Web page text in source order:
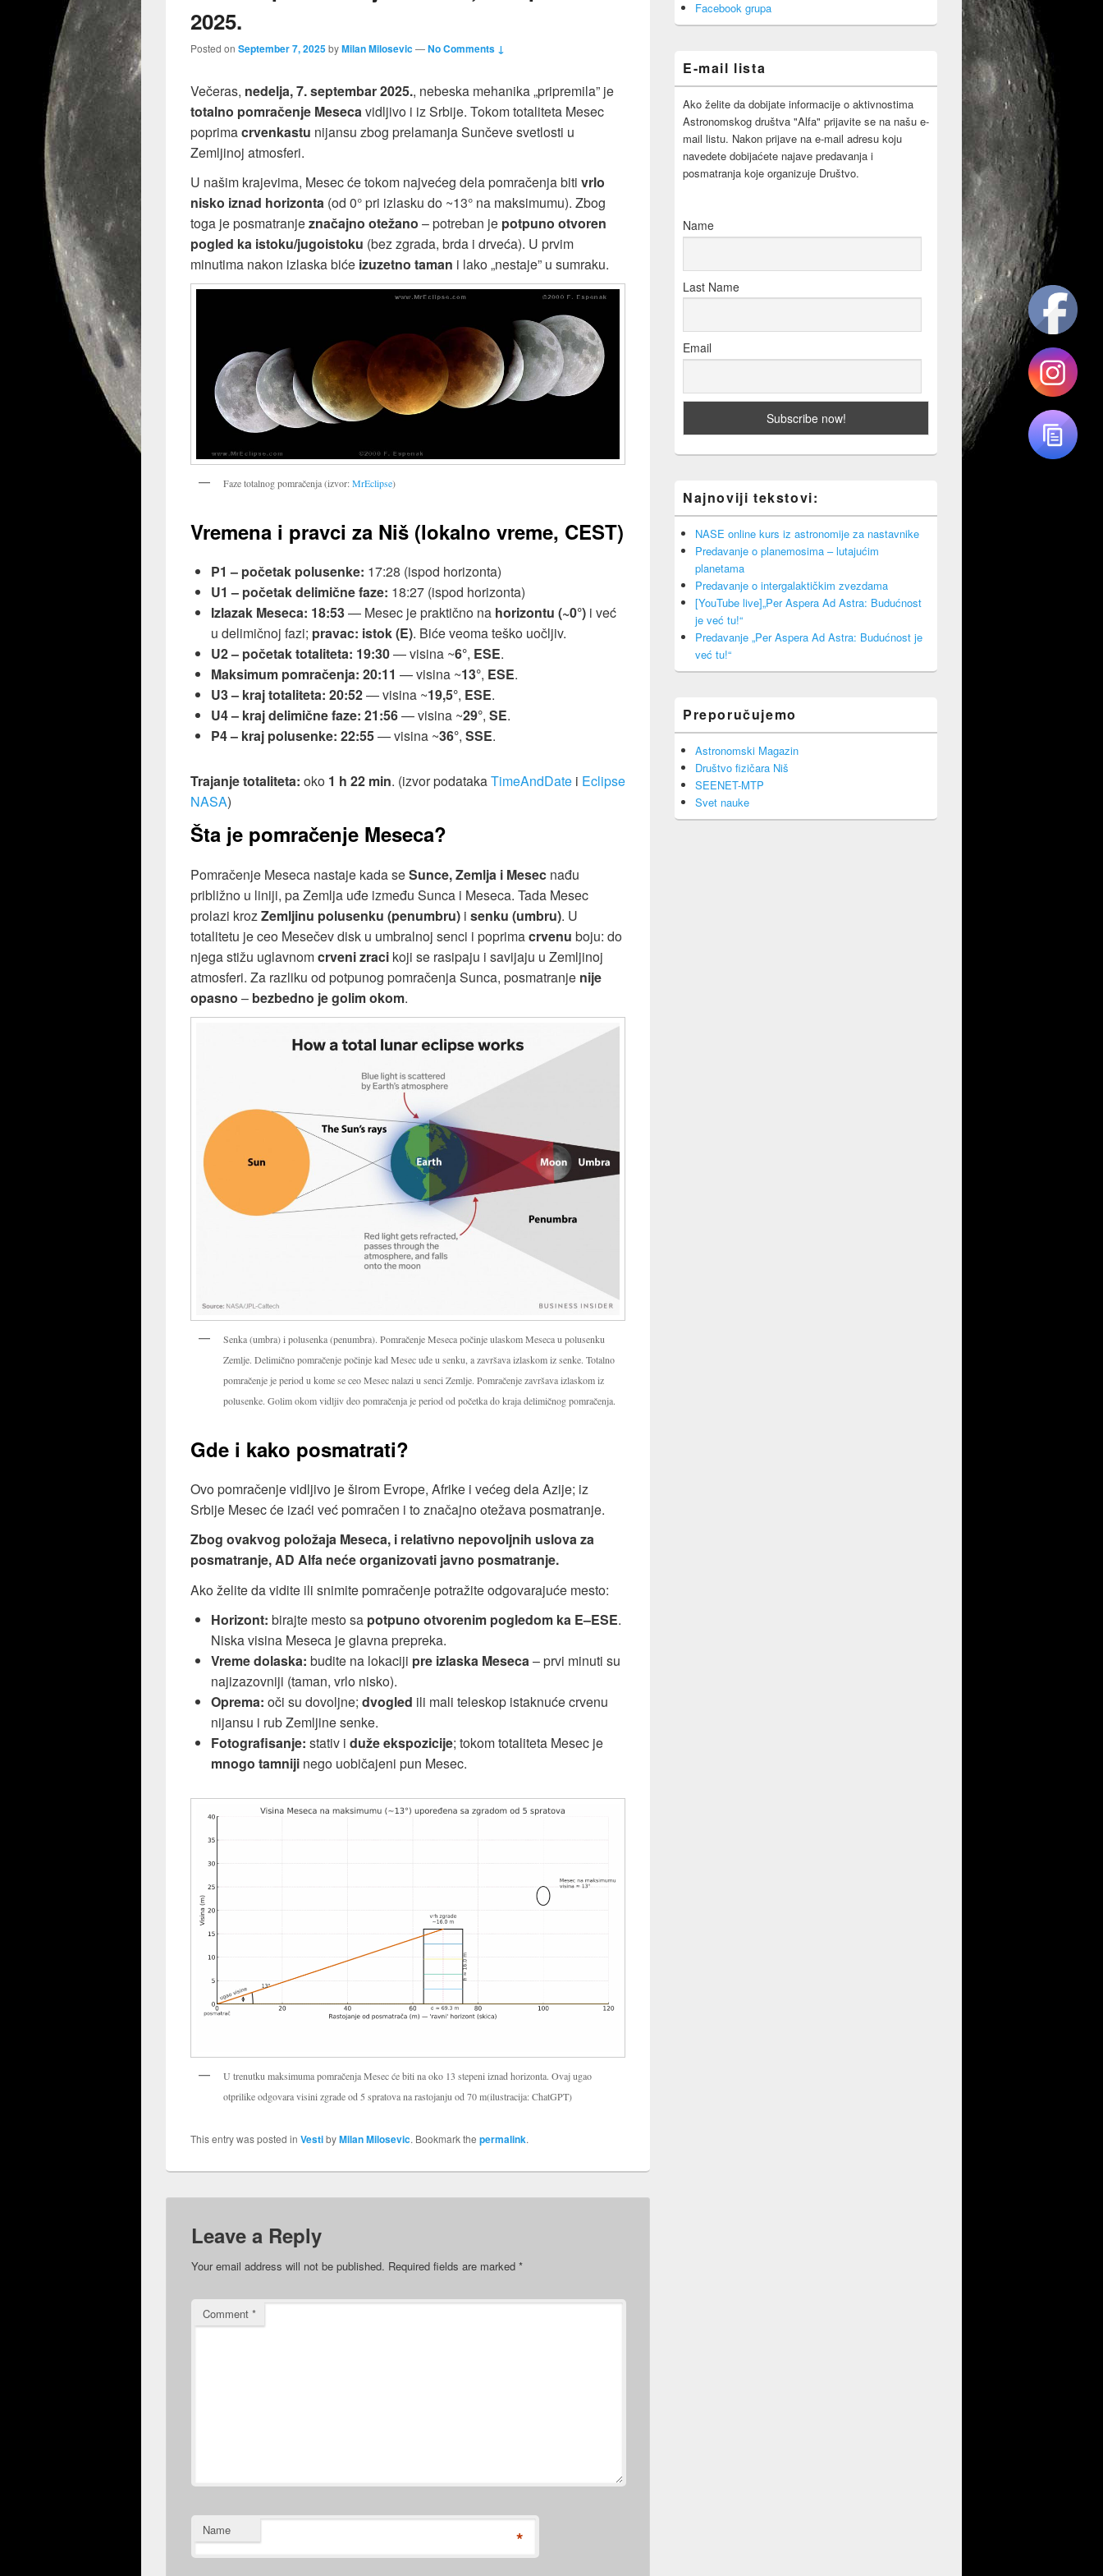
2025.
Posted on September 7, 2025byMilan Milosevic—No Comments ↓
Večeras, nedelja, 7. septembar 2025., nebeska mehanika „pripremila” je
totalno pomračenje Mesecavidljivo i iz Srbije. Tokom totaliteta Mesec
poprimacrvenkastu nijansu zbog prelamanja Sunčeve svetlosti u
Zemljinoj atmosferi.
U našim krajevima, Mesec će tokom najvećeg dela pomračenja biti vrlo
nisko iznad horizonta (od 0° pri izlasku do ~13° na maksimumu). Zbog
toga je posmatranjeznačajno otežano – potreban je potpuno otvoren
pogled ka istoku/jugoistoku (bez zgrada, brda i drveća). U prvim
minutima nakon izlaska biće izuzetno taman i lako „nestaje” u sumraku.
Faze totalnog pomračenja (izvor:MrEclipse)
Vremena i pravci za Niš (lokalno vreme, CEST)
P1 – početak polusenke: 17:28 (ispod horizonta)
U1 – početak delimične faze: 18:27 (ispod horizonta)
Izlazak Meseca: 18:53— Mesec je praktično na horizontu (~0°) i već
u delimičnoj fazi; pravac: istok (E). Biće veoma teško uočljiv.
U2 – početak totaliteta: 19:30— visina ~6°, ESE.
Maksimum pomračenja: 20:11 — visina ~13°, ESE.
U3 – kraj totaliteta: 20:52— visina ~19,5°, ESE.
U4 – kraj delimične faze: 21:56— visina ~29°, SE.
P4 – kraj polusenke: 22:55— visina ~36°, SSE.
Trajanje totaliteta: oko 1 h 22 min. (izvor podatakaTimeAndDate i Eclipse
NASA)
Šta je pomračenje Meseca?
Pomračenje Meseca nastaje kada seSunce, Zemlja i Mesec nađu
približno u liniji, pa Zemlja uđe između Sunca i Meseca. Tada Mesec
prolazi krozZemljinu polusenku (penumbru) i senku (umbru). U
totalitetu je ceo Mesečev disk u umbralnoj senci i poprimacrvenu boju: do
njega stižu uglavnomcrveni zraci koji se rasipaju i savijaju u Zemljinoj
atmosferi. Za razliku od potpunog pomračenja Sunca, posmatranje nije
opasno – bezbedno je golim okom.
Senka (umbra) i polusenka (penumbra). Pomračenje Meseca počinje ulaskom Meseca u polusenku
Zemlje. Delimično pomračenje počinje kad Mesec uđe u senku, a završava izlaskom iz senke. Totalno
pomračenje je period u kome se ceo Mesec nalazi u senci Zemlje. Pomračenje završava izlaskom iz
polusenke. Golim okom vidljiv deo pomračenja je period od početka do kraja delimičnog pomračenja.
Gde i kako posmatrati?
Ovo pomračenje vidljivo je širom Evrope, Afrike i većeg dela Azije; iz
Srbije Mesec će izaći već pomračen i to značajno otežava posmatranje.
Zbog ovakvog položaja Meseca, i relativno nepovoljnih uslova za
posmatranje, AD Alfa neće organizovati javno posmatranje.
Ako želite da vidite ili snimite pomračenje potražite odgovarajuće mesto:
Horizont: birajte mesto sa potpuno otvorenim pogledom ka E–ESE.
Niska visina Meseca je glavna prepreka.
Vreme dolaska: budite na lokaciji pre izlaska Meseca– prvi minuti su
najizazovniji (taman, vrlo nisko).
Oprema: oči su dovoljne; dvogled ili mali teleskop istaknuće crvenu
nijansu i rub Zemljine senke.
Fotografisanje: stativ i duže ekspozicije; tokom totaliteta Mesec je
mnogo tamniji nego uobičajeni pun Mesec.
U trenutku maksimuma pomračenja Mesec će biti na oko 13 stepeni iznad horizonta. Ovaj ugao
otprilike odgovara visini zgrade od 5 spratova na rastojanju od 70 m(ilustracija: ChatGPT)
This entry was posted in VestibyMilan Milosevic. Bookmark the permalink.
Leave a Reply
Your email address will not be published. Required fields are marked *
Comment *
Name *
Area Facebook grupa
E-mail lista
Ako želite da dobijate informacije o aktivnostima
Astronomskog društva "Alfa" prijavite se na našu e-
mail listu. Nakon prijave na e-mail adresu koju
navedete dobijaćete najave predavanja i
posmatranja koje organizuje Društvo.
Name
Last Name
Email
Najnoviji tekstovi:
NASE online kurs iz astronomije za nastavnike
Predavanje o planemosima – lutajućim
planetama
Predavanje o intergalaktičkim zvezdama
[YouTube live]„Per Aspera Ad Astra: Budućnost
je već tu!“
Predavanje „Per Aspera Ad Astra: Budućnost je
već tu!“
Preporučujemo
Astronomski Magazin
Društvo fizičara Niš
SEENET-MTP
Svet nauke